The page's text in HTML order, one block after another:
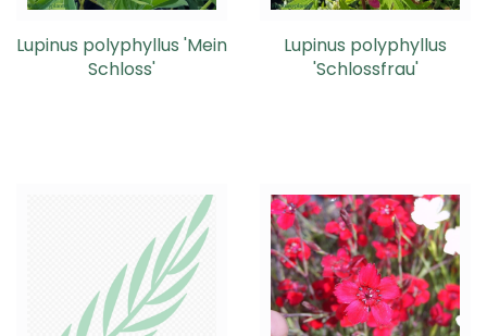
Lupinus polyphyllus 'Mein
Schloss'
Lupinus polyphyllus
'Schlossfrau'